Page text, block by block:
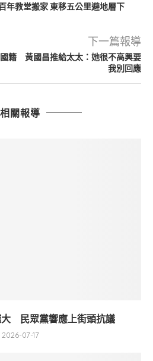
年教堂搬家 東移五公里避地層下
下一篇報導
籍 黃國昌推給太太：她很不高興要
我別回應
相關報導
大 民眾黨響應上街頭抗議
2026-07-17